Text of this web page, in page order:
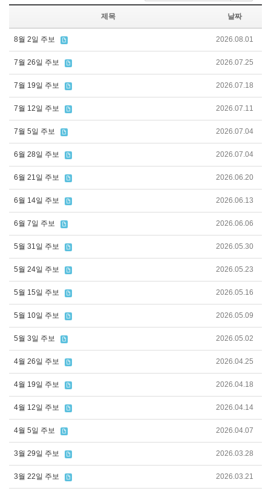
제목 날짜
8월 2일 주보 2026.08.01
7월 26일 주보 2026.07.25
7월 19일 주보 2026.07.18
7월 12일 주보 2026.07.11
7월 5일 주보 2026.07.04
6월 28일 주보 2026.07.04
6월 21일 주보 2026.06.20
6월 14일 주보 2026.06.13
6월 7일 주보 2026.06.06
5월 31일 주보 2026.05.30
5월 24일 주보 2026.05.23
5월 15일 주보 2026.05.16
5월 10일 주보 2026.05.09
5월 3일 주보 2026.05.02
4월 26일 주보 2026.04.25
4월 19일 주보 2026.04.18
4월 12일 주보 2026.04.14
4월 5일 주보 2026.04.07
3월 29일 주보 2026.03.28
3월 22일 주보 2026.03.21